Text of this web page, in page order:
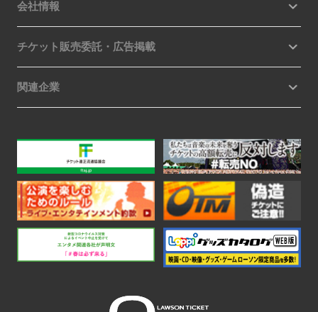
会社情報
チケット販売委託・広告掲載
関連企業